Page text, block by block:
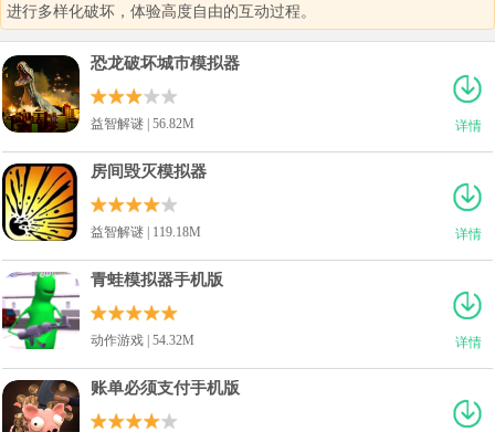
进行多样化破坏，体验高度自由的互动过程。
详情
恐龙破坏城市模拟器
益智解谜 | 56.82M
详情
房间毁灭模拟器
益智解谜 | 119.18M
详情
青蛙模拟器手机版
动作游戏 | 54.32M
账单必须支付手机版